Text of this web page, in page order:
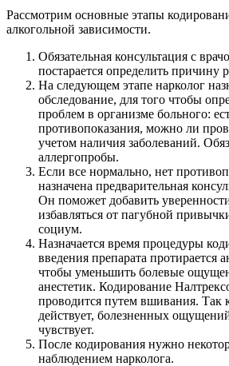
Рассмотрим основные этапы
алкогольной зависимости.
Обязательная консультация с
постарается определить причину
На следующем этапе нарколог
обследование, для того чтобы
проблем в организме больного:
противопоказания, можно ли
учетом наличия заболеваний.
аллергопробы.
Если все нормально, нет
назначена предварительная
Он поможет добавить
избавляться от пагубной
социум.
Назначается время процедуры
введения препарата протирается
чтобы уменьшить болевые
анестетик. Кодирование
проводится путем вшивания. Так
действует, болезненных
чувствует.
После кодирования нужно
наблюдением нарколога.